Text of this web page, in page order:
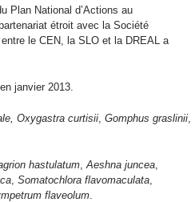
Plan National d’Actions au
étroit avec la Société
le CEN, la SLO et la DREAL a
janvier 2013.
Oxygastra curtisii, Gomphus graslinii,
hastulatum,Aeshna juncea,
, Somatochlora flavomaculata,
flaveolum.